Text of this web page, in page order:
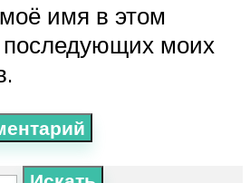
имя в этом
последующих моих